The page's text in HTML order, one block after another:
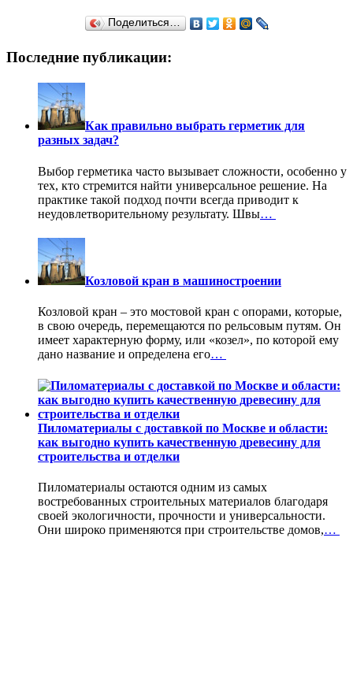
Поделиться…
Последние публикации:
Как правильно выбрать герметик для
разных задач?
Выбор герметика часто вызывает сложности, особенно у
тех, кто стремится найти универсальное решение. На
практике такой подход почти всегда приводит к
неудовлетворительному результату. Швы…
Козловой кран в машиностроении
Козловой кран – это мостовой кран с опорами, которые,
в свою очередь, перемещаются по рельсовым путям. Он
имеет характерную форму, или «козел», по которой ему
дано название и определена его…
Пиломатериалы с доставкой по Москве и области:
как выгодно купить качественную древесину для
строительства и отделки
Пиломатериалы остаются одним из самых
востребованных строительных материалов благодаря
своей экологичности, прочности и универсальности.
Они широко применяются при строительстве домов,…